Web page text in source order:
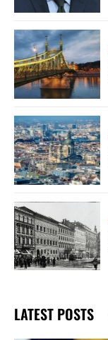
LATEST POSTS